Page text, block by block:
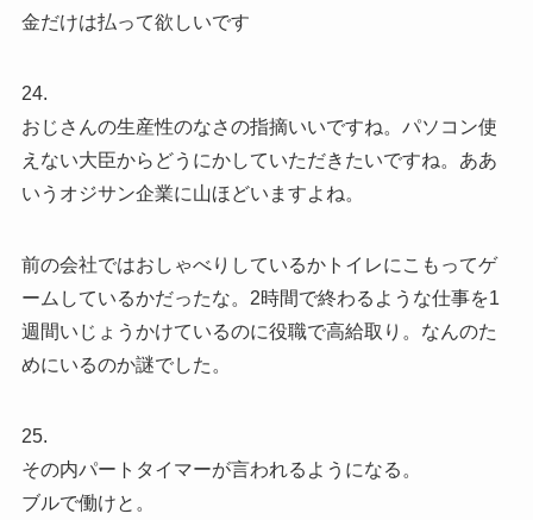
金だけは払って欲しいです
24.
おじさんの生産性のなさの指摘いいですね。パソコン使
えない大臣からどうにかしていただきたいですね。ああ
いうオジサン企業に山ほどいますよね。
前の会社ではおしゃべりしているかトイレにこもってゲ
ームしているかだったな。2時間で終わるような仕事を1
週間いじょうかけているのに役職で高給取り。なんのた
めにいるのか謎でした。
25.
その内パートタイマーが言われるようになる。
ブルで働けと。